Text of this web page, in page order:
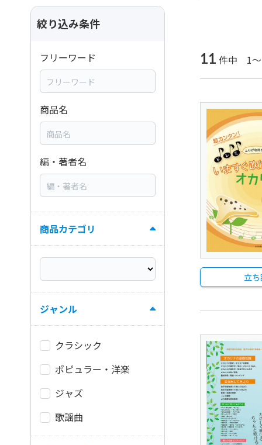
11 件中 1～
立
絞り込み条件
フリーワード
商品名
編・著者名
商品カテゴリ
ジャンル
クラシック
ポピュラー・洋楽
ジャズ
歌謡曲